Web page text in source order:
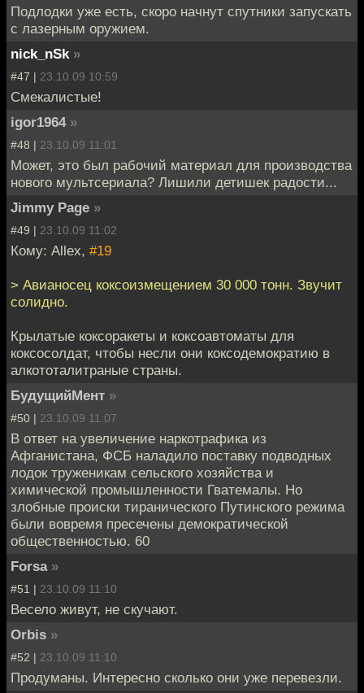
Подлодки уже есть, скоро начнут спутники запускать
с лазерным оружием.
nick_nSk »
#47 | 23.10.09 10:59
Смекалистые!
igor1964 »
#48 | 23.10.09 11:01
Может, это был рабочий материал для производства
нового мультсериала? Лишили детишек радости...
Jimmy Page »
#49 | 23.10.09 11:02
Кому: Allex, #19
> Авианосец коксоизмещением 30 000 тонн. Звучит
солидно.
Крылатые коксоракеты и коксоавтоматы для
коксосолдат, чтобы несли они коксодемократию в
алкототалитраные страны.
БудущийМент »
#50 | 23.10.09 11:07
В ответ на увеличение наркотрафика из
Афганистана, ФСБ наладило поставку подводных
лодок труженикам сельского хозяйства и
химической промышленности Гватемалы. Но
злобные происки тиранического Путинского режима
были вовремя пресечены демократической
общественностью. 60
Forsa »
#51 | 23.10.09 11:10
Весело живут, не скучают.
Orbis »
#52 | 23.10.09 11:10
Продуманы. Интересно сколько они уже перевезли.